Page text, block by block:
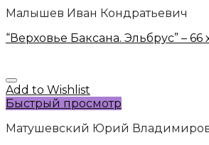
Малышев Иван Кондратьевич
“Верховье Баксана. Эльбрус” – 66
Add to Wishlist
Быстрый просмотр
Матушевский Юрий